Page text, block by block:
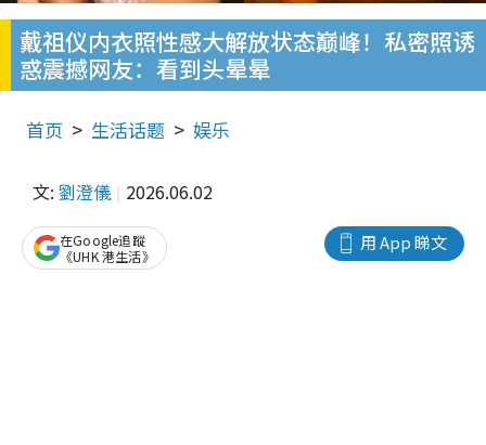
戴祖仪内衣照性感大解放状态巅峰！私密照诱
惑震撼网友：看到头晕晕
首页 生活话题 娱乐
文: 劉澄儀 2026.06.02
用 App 睇文
在Google追蹤
《UHK 港生活》